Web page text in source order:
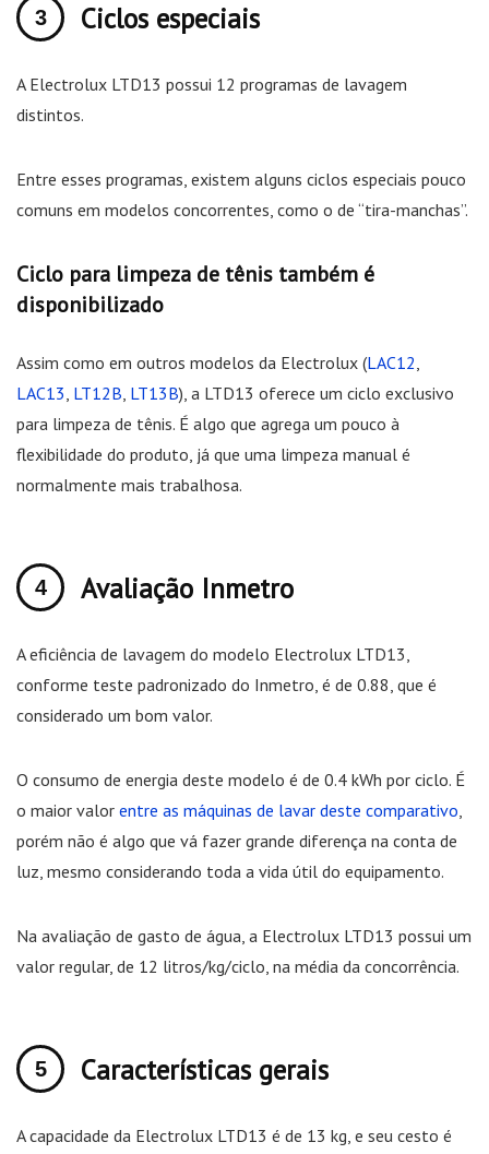
Ciclos especiais
A Electrolux LTD13 possui 12 programas de lavagem
distintos.
Entre esses programas, existem alguns ciclos especiais pouco
comuns em modelos concorrentes, como o de “tira-manchas”.
Ciclo para limpeza de tênis também é
disponibilizado
Assim como em outros modelos da Electrolux (LAC12,
LAC13, LT12B, LT13B), a LTD13 oferece um ciclo exclusivo
para limpeza de tênis. É algo que agrega um pouco à
flexibilidade do produto, já que uma limpeza manual é
normalmente mais trabalhosa.
Avaliação Inmetro
A eficiência de lavagem do modelo Electrolux LTD13,
conforme teste padronizado do Inmetro, é de 0.88, que é
considerado um bom valor.
O consumo de energia deste modelo é de 0.4 kWh por ciclo. É
o maior valor entre as máquinas de lavar deste comparativo,
porém não é algo que vá fazer grande diferença na conta de
luz, mesmo considerando toda a vida útil do equipamento.
Na avaliação de gasto de água, a Electrolux LTD13 possui um
valor regular, de 12 litros/kg/ciclo, na média da concorrência.
Características gerais
A capacidade da Electrolux LTD13 é de 13 kg, e seu cesto é